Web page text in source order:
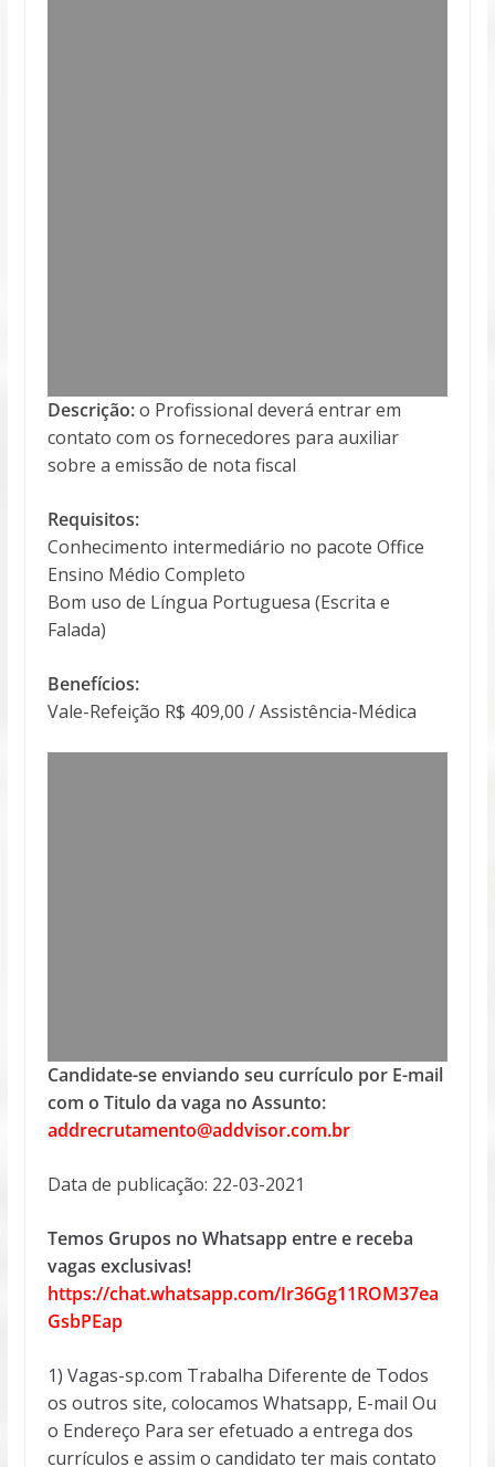
Descrição:o Profissional deverá entrar em
contato com os fornecedores para auxiliar
sobre a emissão de nota fiscal
Requisitos:
Conhecimento intermediário no pacote Office
Ensino Médio Completo
Bom uso de Língua Portuguesa (Escrita e
Falada)
Benefícios:
Vale-Refeição R$ 409,00 / Assistência-Médica
Candidate-se enviando seu currículo por E-mail
com o Titulo da vaga no Assunto:
addrecrutamento@addvisor.com.br
Data de publicação: 22-03-2021
Temos Grupos no Whatsapp entre e receba
vagas exclusivas!
https://chat.whatsapp.com/Ir36Gg11ROM37ea
GsbPEap
1) Vagas-sp.com Trabalha Diferente de Todos
os outros site, colocamos Whatsapp, E-mail Ou
o Endereço Para ser efetuado a entrega dos
currículos e assim o candidato ter mais contato